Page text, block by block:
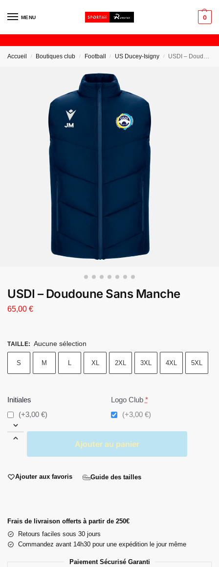
MENU 0
Accueil / Boutiques club / Football / US Ducey-Isigny / USDI – Doudoune Sans Manche
USDI – Doudoune Sans Manche
65,00 €
TAILLE: Aucune sélection
S M L XL 2XL 3XL 4XL 5XL
Initiales
(+3,00 €)
Logo Club *
(+3,00 €)
Ajouter au panier
Ajouter aux favoris Guide des tailles
Frais de livraison offerts à partir de 250€
Retours faciles sous 30 jours
Commandez avant 14h30 pour une expédition le jour même
Paiement Sécurisé Garanti